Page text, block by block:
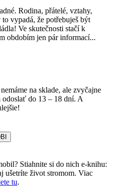
Rodina, přátelé, vztahy,
vypadá, že potřebuješ být
Ve skutečnosti stačí k
obdobím jen pár informací...
na sklade, ale zvyčajne
odoslať do 13 – 18 dní. A
Stiahnite si do nich e-knihu:
ušetríte život stromom. Viac
tu.